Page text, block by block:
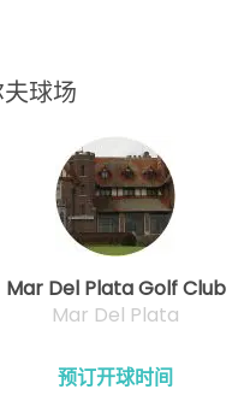
球场
Mar Del Plata Golf Club
Mar Del Plata
预订开球时间